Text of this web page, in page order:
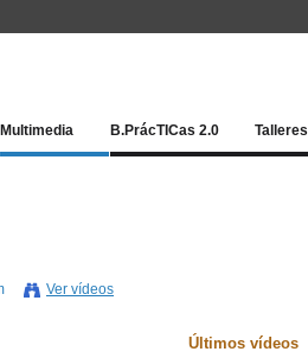
Multimedia B.PrácTICas 2.0 Talleres
Ver vídeos
Últimos vídeos